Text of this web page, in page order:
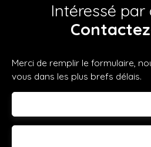
Intéressé par
Merci de remplir le formulaire,
vous dans les plus brefs délais.